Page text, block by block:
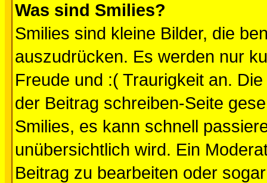
Was sind Smilies?
Smilies sind kleine Bilder, die
auszudrücken. Es werden nur
Freude und :( Traurigkeit an.
der Beitrag schreiben-Seite
Smilies, es kann schnell
unübersichtlich wird. Ein
Beitrag zu bearbeiten oder